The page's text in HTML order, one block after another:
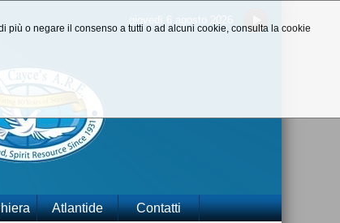
Atlantide Contatti
o negare il consenso a tutti o ad alcuni cookie, consulta la cookie